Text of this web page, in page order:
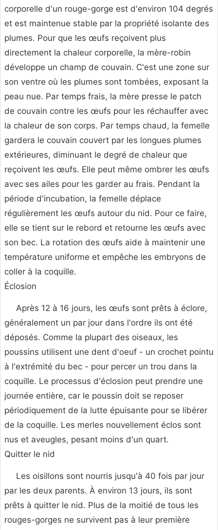
corporelle d'un rouge-gorge est d'environ 104 degrés
et est maintenue stable par la propriété isolante des
plumes. Pour que les œufs reçoivent plus
directement la chaleur corporelle, la mère-robin
développe un champ de couvain. C'est une zone sur
son ventre où les plumes sont tombées, exposant la
peau nue. Par temps frais, la mère presse le patch
de couvain contre les œufs pour les réchauffer avec
la chaleur de son corps. Par temps chaud, la femelle
gardera le couvain couvert par les longues plumes
extérieures, diminuant le degré de chaleur que
reçoivent les œufs. Elle peut même ombrer les œufs
avec ses ailes pour les garder au frais. Pendant la
période d'incubation, la femelle déplace
régulièrement les œufs autour du nid. Pour ce faire,
elle se tient sur le rebord et retourne les œufs avec
son bec. La rotation des œufs aide à maintenir une
température uniforme et empêche les embryons de
coller à la coquille.
Éclosion
Après 12 à 16 jours, les œufs sont prêts à éclore,
généralement un par jour dans l'ordre ils ont été
déposés. Comme la plupart des oiseaux, les
poussins utilisent une dent d'oeuf - un crochet pointu
à l'extrémité du bec - pour percer un trou dans la
coquille. Le processus d'éclosion peut prendre une
journée entière, car le poussin doit se reposer
périodiquement de la lutte épuisante pour se libérer
de la coquille. Les merles nouvellement éclos sont
nus et aveugles, pesant moins d'un quart.
Quitter le nid
Les oisillons sont nourris jusqu'à 40 fois par jour
par les deux parents. À environ 13 jours, ils sont
prêts à quitter le nid. Plus de la moitié de tous les
rouges-gorges ne survivent pas à leur première